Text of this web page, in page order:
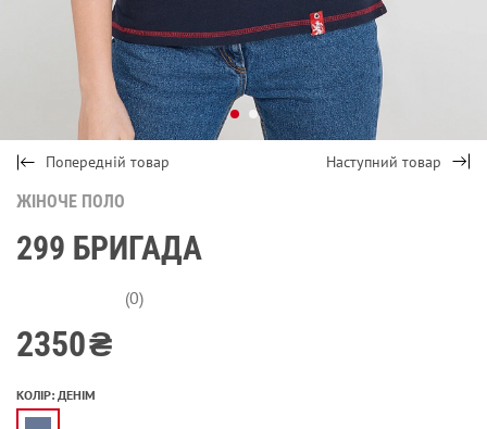
Попередній товар Наступний товар
ЖІНОЧЕ ПОЛО
299 БРИГАДА
(0)
2350₴
КОЛІР: ДЕНІМ